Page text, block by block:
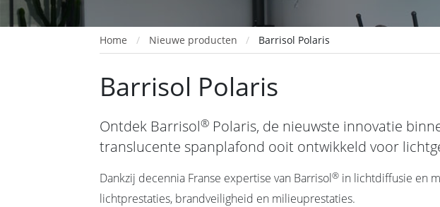
Home Nieuwe producten Barrisol Polaris
Barrisol Polaris
Ontdek Barrisol® Polaris, de nieuwste innovatie
translucente spanplafond ooit ontwikkeld voor
Dankzij decennia Franse expertise van Barrisol® in lichtdiffusie en
lichtprestaties, brandveiligheid en milieuprestaties.